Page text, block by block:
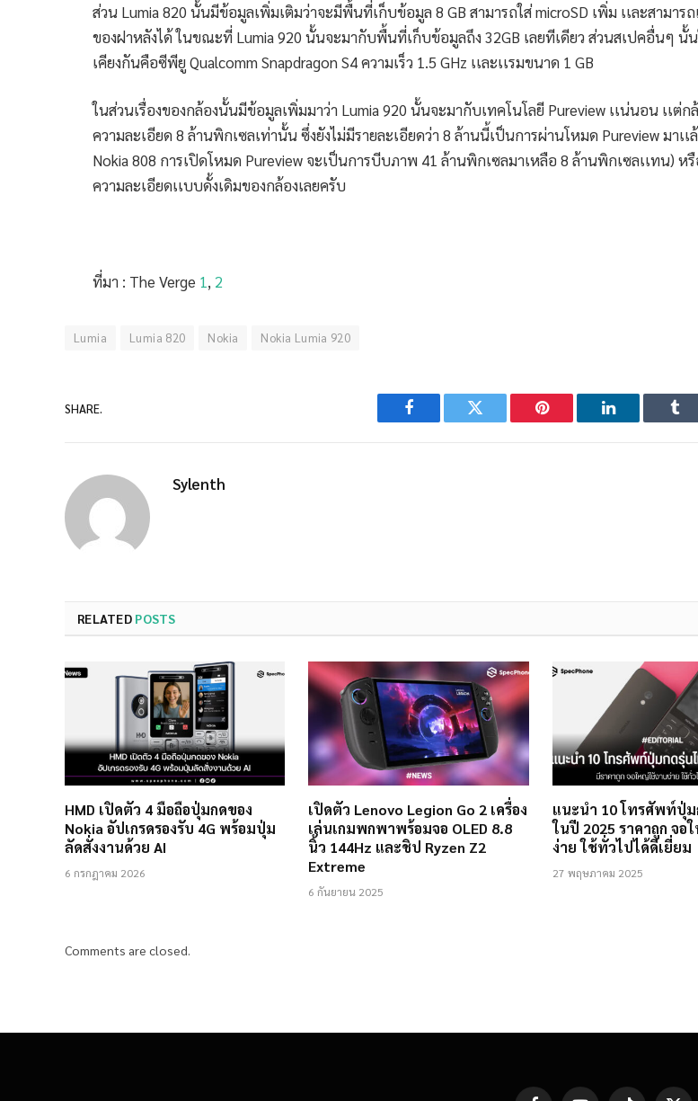
ส่วน Lumia 820 นั้นมีข้อมูลเพิ่มเติมว่าจะมีพื้นที่เก็บข้อมูล 8 GB สามารถใส่ microSD เพิ่ม เเละสามาร
ของฝาหลังได้ ในขณะที่ Lumia 920 นั้นจะมากับพื้นที่เก็บข้อมูลถึง 32GB เลยทีเดียว ส่วนสเปคอื่นๆ นั้
เคียงกันคือซีพียู Qualcomm Snapdragon S4 ความเร็ว 1.5 GHz เเละเเรมขนาด 1 GB
ในส่วนเรื่องของกล้องนั้นมีข้อมูลเพิ่มมาว่า Lumia 920 นั้นจะมากับเทคโนโลยี Pureview เเน่นอน เเต่ก
ความละเอียด 8 ล้านพิกเซลเท่านั้น ซึ่งยังไม่มีรายละเอียดว่า 8 ล้านนี้เป็นการผ่านโหมด Pureview มาเเ
Nokia 808 การเปิดโหมด Pureview จะเป็นการบีบภาพ 41 ล้านพิกเซลมาเหลือ 8 ล้านพิกเซลเเทน) ห
ความละเอียดเเบบดั้งเดิมของกล้องเลยครับ
ที่มา : The Verge 1, 2
Lumia Lumia 820 Nokia Nokia Lumia 920
SHARE.
Facebook Twitter Pinterest LinkedIn
Sylenth
RELATED POSTS
HMD เปิดตัว 4 มือถือปุ่มกดของ
Nokia อัปเกรดรองรับ 4G พร้อมปุ่ม
ลัดสั่งงานด้วย AI
6 กรกฎาคม 2026
เปิดตัว Lenovo Legion Go 2 เครื่อง
เล่นเกมพกพาพร้อมจอ OLED 8.8
นิ้ว 144Hz และชิป Ryzen Z2
Extreme
6 กันยายน 2025
แนะนำ 10 โทรศัพท์ปุ่
ในปี 2025 ราคาถูก จอ
ง่าย ใช้ทั่วไปได้ดีเยี่ยม
27 พฤษภาคม 2025
Comments are closed.